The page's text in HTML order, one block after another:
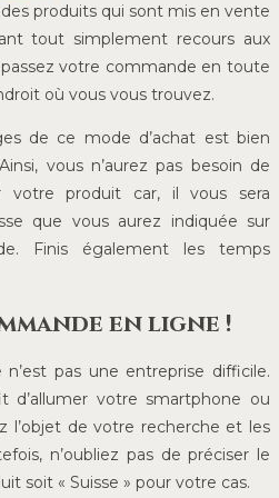
produits qui sont mis en vente
tout simplement recours aux
votre commande en toute
où vous vous trouvez.
de ce mode d’achat est bien
vous n’aurez pas besoin de
votre produit car, il vous sera
que vous aurez indiquée sur
Finis également les temps
en ligne !
n’est pas une entreprise difficile.
d’allumer votre smartphone ou
l’objet de votre recherche et les
n’oubliez pas de préciser le
soit « Suisse » pour votre cas.